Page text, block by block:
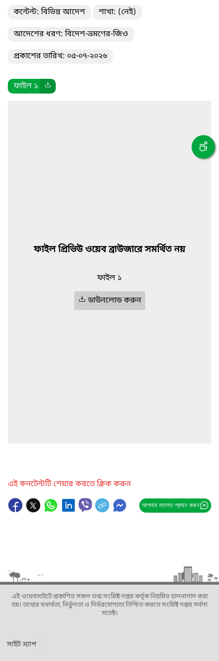
কন্টেন্ট: বিভিন্ন আদেশ শাখা: (নেই)
আদেশের ধরণ: বিদেশ-ভ্রমণের-জিও
প্রকাশের তারিখ: ০৫-০৭-২০২৬
ফাইল ১
ফাইল প্রিভিউ ওয়েব ব্রাউজারে সমর্থিত নয়
ফাইল ১
ডাউনলোড করুন
এই কনটেন্টটি শেয়ার করতে ক্লিক করুন
আপনার মতামত প্রদান করুন
এই ওয়েবসাইটে প্রকাশিত সকল তথ্য সংশ্লিষ্ট দপ্তর কর্তৃক নিয়মিত হালনাগাদ করা
হয়। তথ্যের যথার্থতা, নির্ভুলতা ও নির্ভরযোগ্যতা নিশ্চিত করতে সংশ্লিষ্ট দপ্তর সর্বদা
সচেষ্ট।
সাইট ম্যাপ